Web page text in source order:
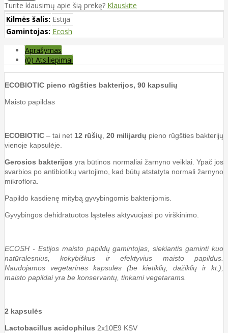
Turite klausimų apie šią prekę? Klauskite
Kilmės šalis: Estija
Gamintojas: Ecosh
Aprašymas
(0) Atsiliepimai
ECOBIOTIC pieno rūgšties bakterijos, 90 kapsulių
Maisto papildas
ECOBIOTIC – tai net 12 rūšių 20 milijardų pieno rūgšties bakterijų
vienoje kapsulėje.
Gerosios bakterijos yra būtinos normaliai žarnyno veiklai. Ypač jos
svarbios po antibiotikų vartojimo, kad būtų atstatyta normali žarnyno
mikroflora.
Papildo kasdienę mitybą gyvybingomis bakterijomis.
Gyvybingos dehidratuotos ląstelės aktyvuojasi po virškinimo.
ECOSH - Estijos maisto papildų gamintojas, siekiantis gaminti kuo
natūralesnius, kokybiškus ir efektyvius maisto papildus.
Naudojamos vegetarinės kapsulės (be kietiklių, dažiklių ir kt.),
maisto papildai yra be konservantų, tinkami vegetarams.
2 kapsulės
Lactobacillus acidophilus 2x10E9 KSV